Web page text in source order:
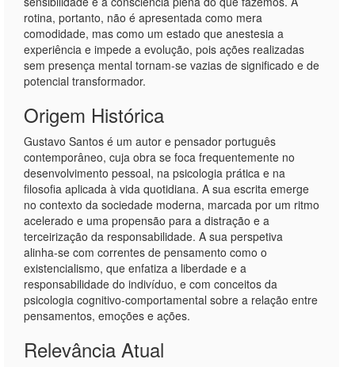
rotina, portanto, não é apresentada como mera
comodidade, mas como um estado que anestesia a
experiência e impede a evolução, pois ações realizadas
sem presença mental tornam-se vazias de significado e de
potencial transformador.
Origem Histórica
Gustavo Santos é um autor e pensador português
contemporâneo, cuja obra se foca frequentemente no
desenvolvimento pessoal, na psicologia prática e na
filosofia aplicada à vida quotidiana. A sua escrita emerge
no contexto da sociedade moderna, marcada por um ritmo
acelerado e uma propensão para a distração e a
terceirização da responsabilidade. A sua perspetiva
alinha-se com correntes de pensamento como o
existencialismo, que enfatiza a liberdade e a
responsabilidade do indivíduo, e com conceitos da
psicologia cognitivo-comportamental sobre a relação entre
pensamentos, emoções e ações.
Relevância Atual